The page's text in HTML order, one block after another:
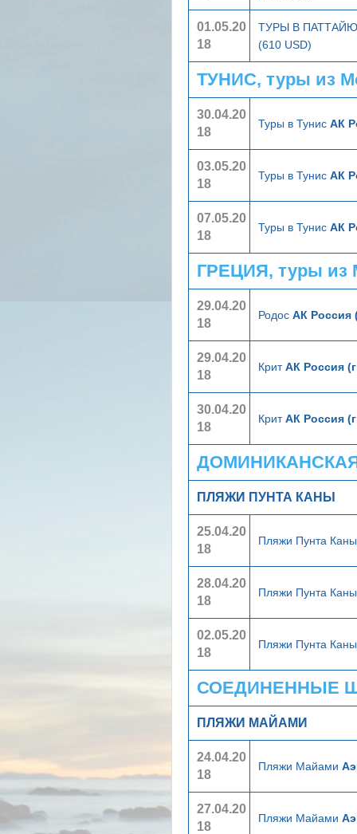
01.05.20
18
ТУРЫ В
(610 USD)
ТУНИС, туры из
30.04.20
18
Туры в Тунис АК
03.05.20
18
Туры в Тунис АК
07.05.20
18
Туры в Тунис АК
ГРЕЦИЯ, туры из
29.04.20
18
Родос АК Россия
29.04.20
18
КритАК Россия
30.04.20
18
КритАК Россия
ДОМИНИКАНСКАЯ
ПЛЯЖИ ПУНТА КАНЫ
25.04.20
18
Пляжи Пунта
28.04.20
18
Пляжи Пунта
02.05.20
18
Пляжи Пунта
СОЕДИНЕННЫЕ
ПЛЯЖИ МАЙАМИ
24.04.20
18
Пляжи Майами
27.04.20
18
Пляжи Майами